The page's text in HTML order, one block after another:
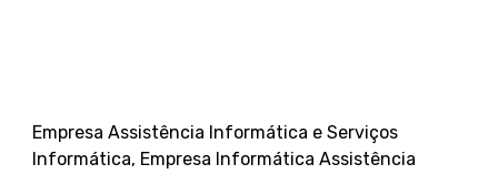
Empresa Assistência Informática e Serviços
Informática, Empresa Informática Assistência